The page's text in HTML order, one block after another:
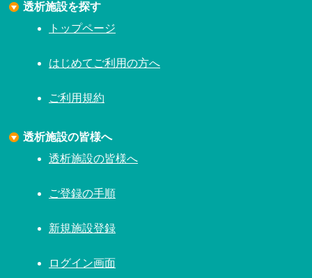
透析施設を探す
トップページ
はじめてご利用の方へ
ご利用規約
透析施設の皆様へ
透析施設の皆様へ
ご登録の手順
新規施設登録
ログイン画面